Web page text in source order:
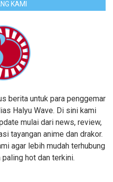
KAMI
berita untuk para penggemar
Halyu Wave. Di sini kami
mulai dari news, review,
tayangan anime dan drakor.
agar lebih mudah terhubung
hot dan terkini.